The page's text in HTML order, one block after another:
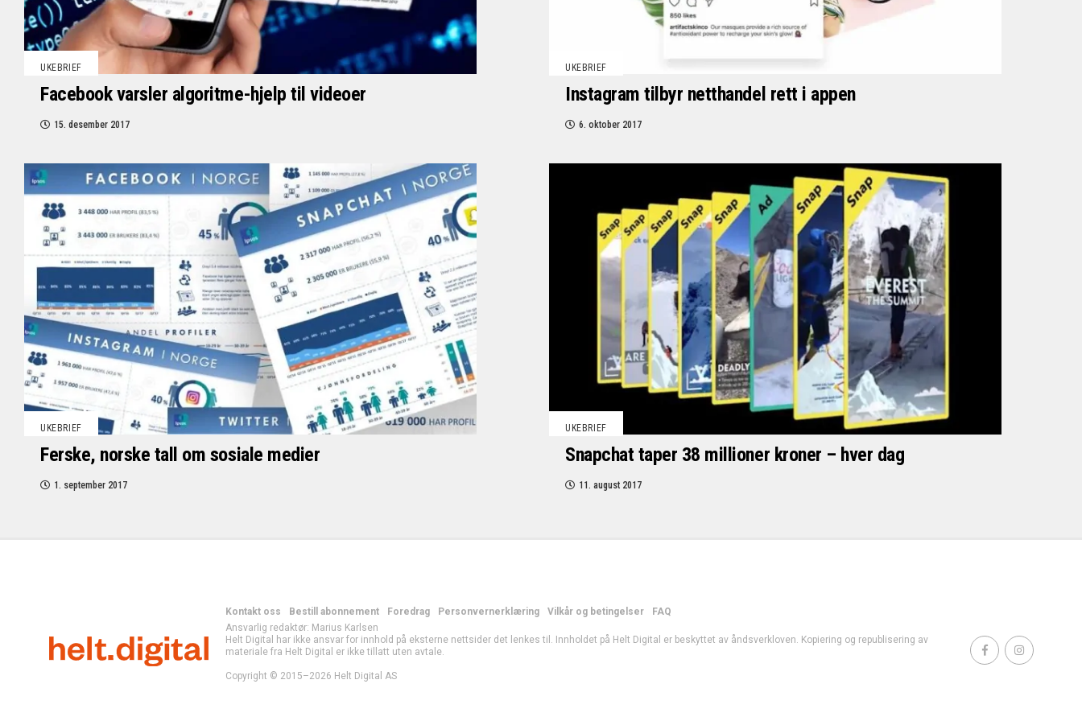
UKEBRIEF
Facebook varsler algoritme-hjelp til videoer
15. desember 2017
UKEBRIEF
Instagram tilbyr netthandel rett i appen
6. oktober 2017
UKEBRIEF
Ferske, norske tall om sosiale medier
1. september 2017
UKEBRIEF
Snapchat taper 38 millioner kroner – hver dag
11. august 2017
Kontakt oss Bestill abonnement Foredrag Personvernerklæring Vilkår og betingelser
FAQ
Ansvarlig redaktør: Marius Karlsen
Helt Digital har ikke ansvar for innhold på eksterne nettsider det lenkes til. Innholdet på Helt Digital er beskyttet av åndsverkloven. Kopiering og republisering av
materiale fra Helt Digital er ikke tillatt uten avtale.
Copyright © 2015–2026 Helt Digital AS